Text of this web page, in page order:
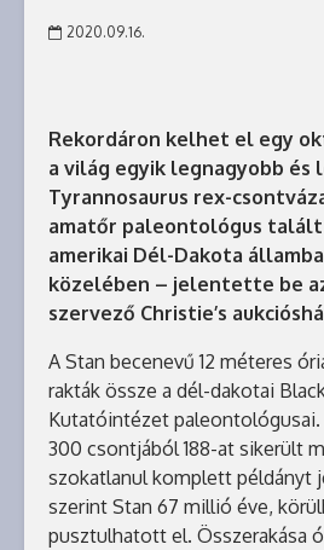
2020.09.16.
Rekordáron kelhet el egy
a világ egyik legnagyobb és
Tyrannosaurus rex-
amatőr paleontológus talált
amerikai Dél-Dakota
közelében – jelentette be
szervező Christie’s
A Stan becenevű 12 méteres
rakták össze a dél-dakotai
Kutatóintézet
300 csontjából 188-at sikerült
szokatlanul komplett példányt
szerint Stan 67 millió éve,
pusztulhatott el. Összerakása